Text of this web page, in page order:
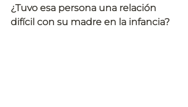
¿Tuvo esa persona una relación
difícil con su madre en la infancia?